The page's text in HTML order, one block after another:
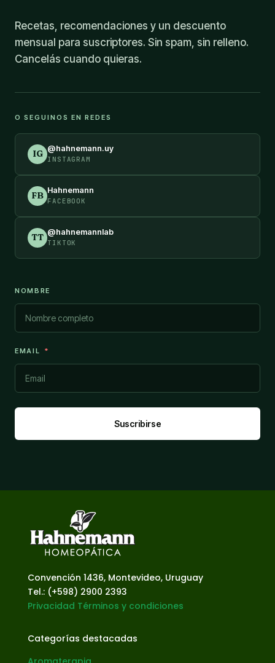
Recetas, recomendaciones y un descuento
mensual para suscriptores. Sin spam, sin relleno.
Cancelás cuando quieras.
O SEGUINOS EN REDES
IG
@hahnemann.uy
INSTAGRAM
FB
Hahnemann
FACEBOOK
TT
@hahnemannlab
TIKTOK
NOMBRE
EMAIL
Suscribirse
Convención 1436, Montevideo, Uruguay
Tel.: (+598) 2900 2393
Privacidad Términos y condiciones
Categorías destacadas